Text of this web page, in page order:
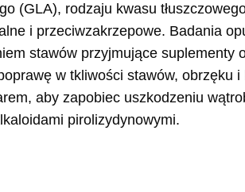
(GLA), rodzaju kwasu
i przeciwzakrzepowe. Badania
stawów przyjmujące suplementy
w tkliwości stawów, obrzęku
aby zapobiec uszkodzeniu
pirolizydynowymi.